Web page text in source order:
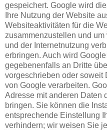
gespeichert. Google wird
Ihre Nutzung der Website
Websiteaktivitäten für die
zusammenzustellen und
und der Internetnutzung
erbringen. Auch wird
gegebenenfalls an Dritte
vorgeschrieben oder soweit
von Google verarbeiten.
Adresse mit anderen Daten
bringen. Sie können die
entsprechende Einstellung
verhindern; wir weisen Sie